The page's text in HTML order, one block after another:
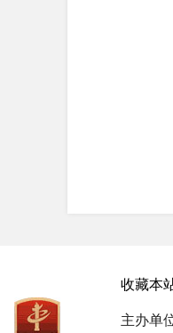
收藏本
主办单